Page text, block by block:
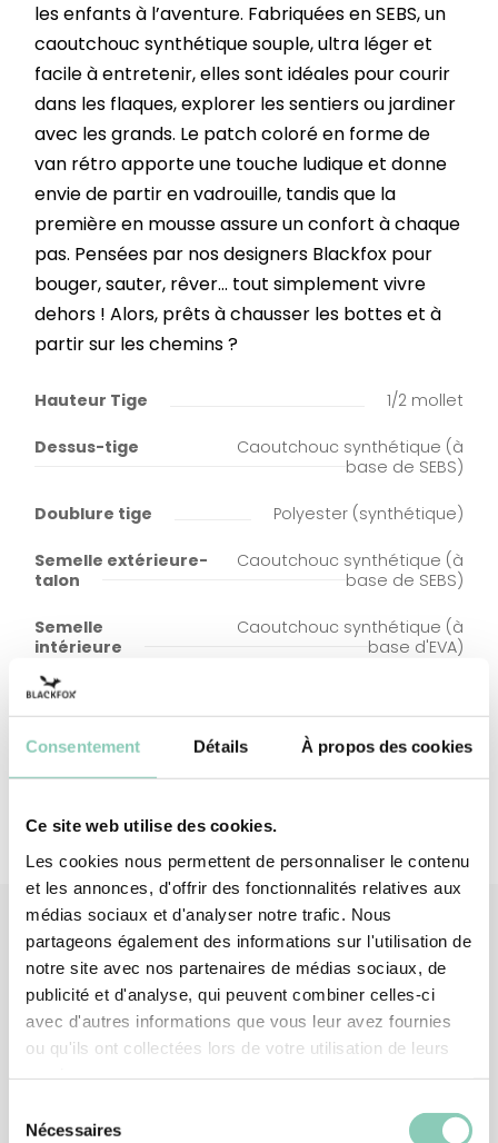
Consentement Détails À propos des cookies
Ce site web utilise des cookies.
Les cookies nous permettent de personnaliser le contenu
et les annonces, d'offrir des fonctionnalités relatives aux
médias sociaux et d'analyser notre trafic. Nous
partageons également des informations sur l'utilisation de
notre site avec nos partenaires de médias sociaux, de
publicité et d'analyse, qui peuvent combiner celles-ci
avec d'autres informations que vous leur avez fournies
ou qu'ils ont collectées lors de votre utilisation de leurs
Nécessaires
les enfants à l’aventure. Fabriquées en SEBS, un
caoutchouc synthétique souple, ultra léger et
facile à entretenir, elles sont idéales pour courir
dans les flaques, explorer les sentiers ou jardiner
avec les grands. Le patch coloré en forme de
van rétro apporte une touche ludique et donne
envie de partir en vadrouille, tandis que la
première en mousse assure un confort à chaque
pas. Pensées par nos designers Blackfox pour
bouger, sauter, rêver… tout simplement vivre
dehors ! Alors, prêts à chausser les bottes et à
partir sur les chemins ?
Hauteur Tige 1/2 mollet
Dessus-tige
Caoutchouc synthétique (à
base de SEBS)
Doublure tige Polyester (synthétique)
Semelle extérieure-
talon
Caoutchouc synthétique (à
base de SEBS)
Semelle
intérieure
Caoutchouc synthétique (à
base d'EVA)
Doublure semelle
intérieure
Produits associés